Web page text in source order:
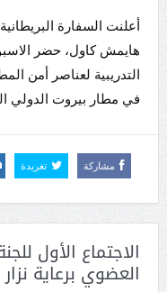
أعلنت السفارة
هايمش كاول، حضر
التدريبية لعناصر أمن
في مطار بيروت الدولي
مشاركة تغريدة
الاجتماع الأول
العضوي برعاية